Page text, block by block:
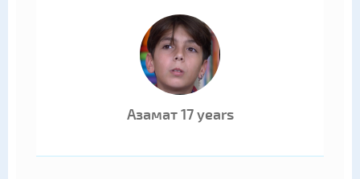
Азамат 17 years